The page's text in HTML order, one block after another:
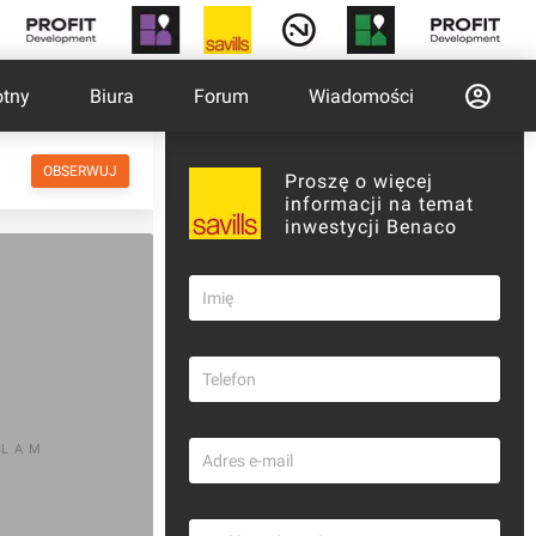
Biura Forum Wiadomości
OBSERWUJ
Proszę o więcej
informacji na temat
inwestycji Benaco